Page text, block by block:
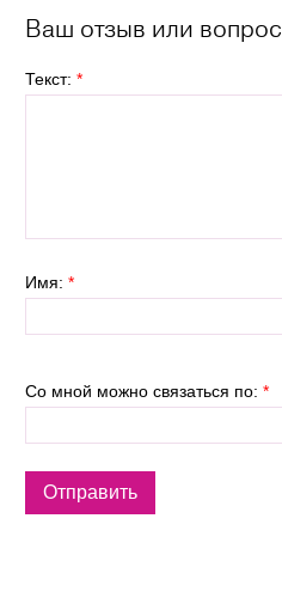
Ваш отзыв или вопрос
Текст: *
Имя: *
Со мной можно связаться по: *